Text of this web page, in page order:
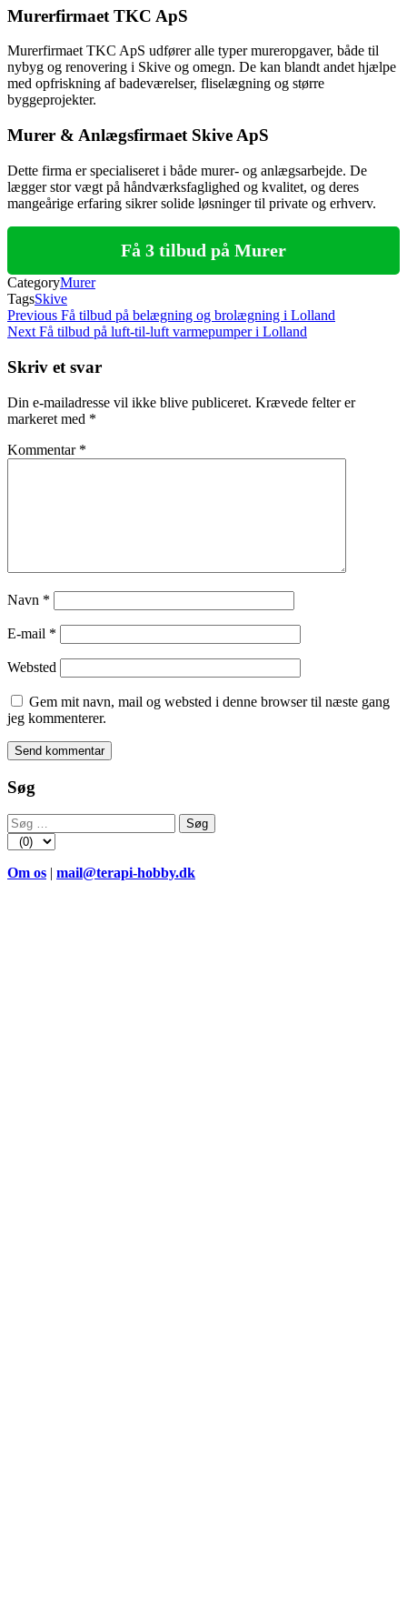
Murerfirmaet TKC ApS
Murerfirmaet TKC ApS udfører alle typer mureropgaver, både til
nybyg og renovering i Skive og omegn. De kan blandt andet hjælpe
med opfriskning af badeværelser, fliselægning og større
byggeprojekter.
Murer & Anlægsfirmaet Skive ApS
Dette firma er specialiseret i både murer- og anlægsarbejde. De
lægger stor vægt på håndværksfaglighed og kvalitet, og deres
mangeårige erfaring sikrer solide løsninger til private og erhverv.
Få 3 tilbud på Murer
CategoryMurer
TagsSkive
Indlægsnavigation
Previous
Post
Previous Få tilbud på belægning og brolægning i Lolland
Next
Next Få tilbud på luft-til-luft varmepumper i Lolland
Skriv et svar
Din e-mailadresse vil ikke blive publiceret. Krævede felter er
markeret med *
Kommentar *
Navn *
E-mail *
Websted
Gem mit navn, mail og websted i denne browser til næste gang
jeg kommenterer.
Søg
Søg
efter:
Om os | mail@terapi-hobby.dk